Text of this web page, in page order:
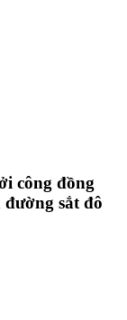
công đồng
sắt đô